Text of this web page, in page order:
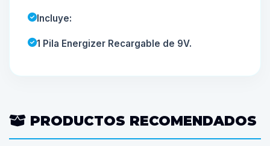
Incluye:
1 Pila Energizer Recargable de 9V.
PRODUCTOS RECOMENDADOS